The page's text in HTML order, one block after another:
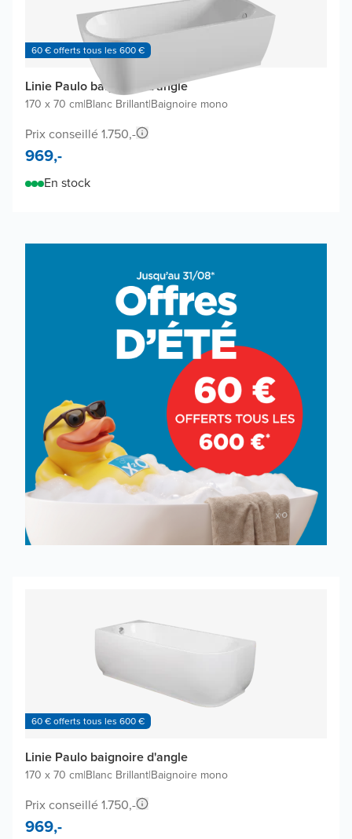
60 € offerts tous les 600 €
Linie Paulo baignoire d'angle
170 x 70 cm|Blanc Brillant|Baignoire mono
Prix conseillé 1.750,-
969,-
En stock
60 € offerts tous les 600 €
Linie Paulo baignoire d'angle
170 x 70 cm|Blanc Brillant|Baignoire mono
Prix conseillé 1.750,-
969,-